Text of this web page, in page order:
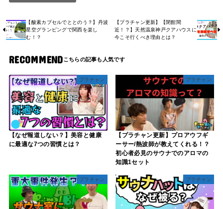
【酸素カプセルでととのう？】丹波
星空グランピングで関西を楽し
む！？
【プラチャン更新】【閉館間
近！？】天然温泉神戸クアハウスに
今こそ行くべき理由とは？
RECOMMEND
プラチャン
【なぜ報道しない？】美容と健康
に最適な7つの習慣とは？
プラチャン
【プラチャン更新】プロアウフギ
ーサー/熱波師が教えてくれる！？
初心者必見のサウナでのアロマの
知識1セット
プラチャン プラチャン